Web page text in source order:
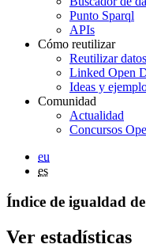
Punto Sparql
APIs
Cómo reutilizar
Reutilizar datos
Linked Open
Ideas y
Comunidad
Actualidad
Concursos
eu
es
Índice de igualdad
Ver estadísticas